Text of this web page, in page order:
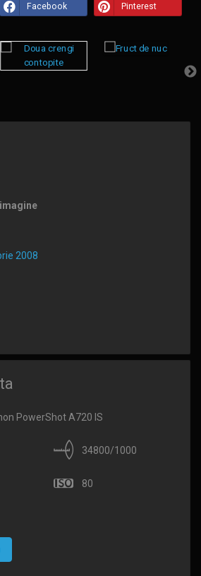
Facebook Pinterest
2008
PowerShot A720 IS
34800/1000
80